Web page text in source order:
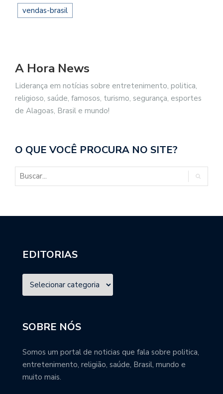
vendas-brasil
A Hora News
Liderança em notícias sobre entretenimento, politica,
religioso, saúde, famosos, turismo, segurança, esportes
de Alagoas, Brasil e mundo!
O QUE VOCÊ PROCURA NO SITE?
EDITORIAS
SOBRE NÓS
Somos um portal de noticias que fala sobre politica,
entretenimento, religião, saúde, Brasil, mundo e
muito mais.